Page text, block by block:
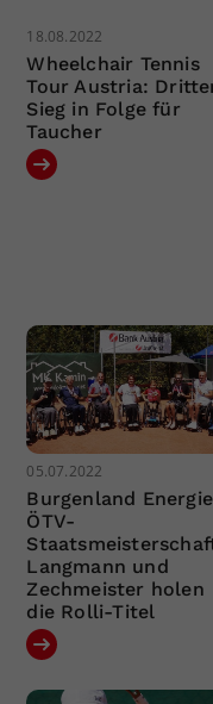
18.08.2022
Wheelchair Tennis
Tour Austria:
Sieg in Folge für
Taucher
05.07.2022
Burgenland Energie
ÖTV-
Langmann und
Zechmeister holen
die Rolli-Titel